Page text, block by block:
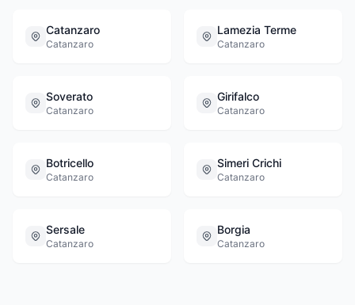
Catanzaro
Catanzaro
Lamezia Terme
Catanzaro
Soverato
Catanzaro
Girifalco
Catanzaro
Botricello
Catanzaro
Simeri Crichi
Catanzaro
Sersale
Catanzaro
Borgia
Catanzaro